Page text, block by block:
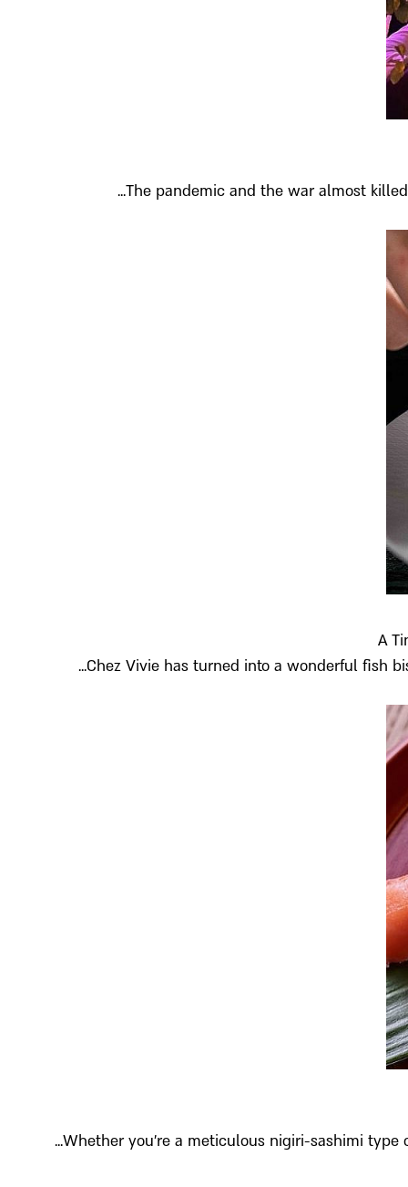
The pandemic and the war almost
A
Chez Vivie has turned into a wonderful fish
Whether you’re a meticulous nigiri-sashimi type